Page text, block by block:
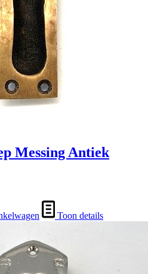
Messing Antiek
Toon details